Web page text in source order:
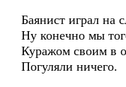
Баянист играл на
Ну конечно мы
Куражом своим в
Погуляли ничего.